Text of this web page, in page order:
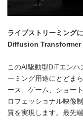
ライブストリーミング
Diffusion Transformer
このAI駆動型DiTエンハ
ーミング用途にとどま
ース、ゲーム、ショー
ロフェッショナル映像
質を実現します。最先